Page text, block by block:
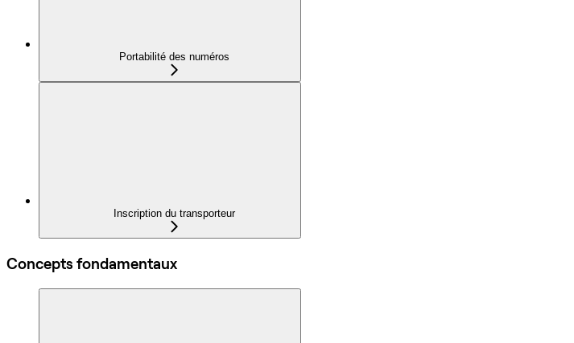
Portabilité des numéros
Inscription du transporteur
Concepts fondamentaux